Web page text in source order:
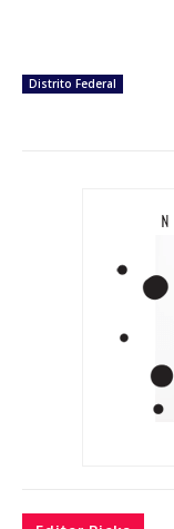
Distrito Federal